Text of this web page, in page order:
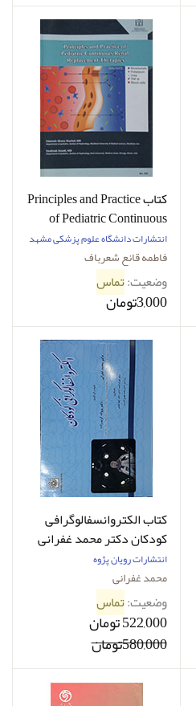
کتاب Principles and Practice
of Pediatric Continuous
Renal Replacement
Therapies
انتشارات دانشگاه علوم پزشکی مشهد
فاطمه قانع شعرباف
وضعیت:تماس
3,000تومان
کتاب الکتروانسفالوگرافی
کودکان دکتر محمد غفرانی
انتشارات رویان پژوه
محمد غفرانی
وضعیت:تماس
522,000 تومان
580,000تومان